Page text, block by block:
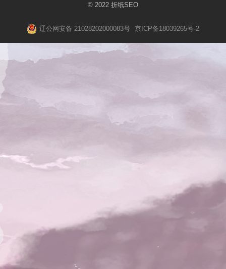
© 2022 折纸SEO
辽公网安备 21028202000083号 京ICP备18039265号-2